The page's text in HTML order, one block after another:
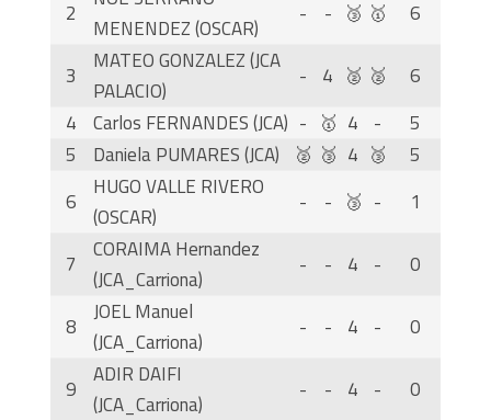
2
MENENDEZ (OSCAR)
- - 🥉 🥇 6
3
MATEO GONZALEZ (JCA
PALACIO)
- 4 🥈 🥈
6
4
Carlos FERNANDES (JCA) - 🥇 4 -
5
5
Daniela PUMARES (JCA) 🥈 🥉 4 🥉
5
6
HUGO VALLE RIVERO
(OSCAR)
- - 🥉 - 1
7
CORAIMA Hernandez
(JCA_Carriona)
- - 4 - 0
8
JOEL Manuel
(JCA_Carriona)
- - 4 - 0
9
ADIR DAIFI
(JCA_Carriona)
- - 4 - 0